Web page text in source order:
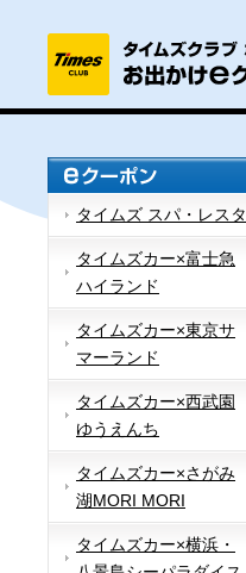
タイムズ スパ・レスタ
タイムズカー×富士急
ハイランド
タイムズカー×東京サ
マーランド
タイムズカー×西武園
ゆうえんち
タイムズカー×さがみ
湖MORI MORI
タイムズカー×横浜・